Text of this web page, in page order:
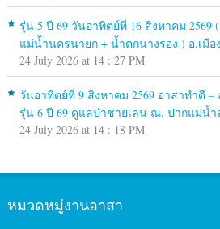
รุ่น 5 ปี 69 วันอาทิตย์ที่ 16 สิงหาคม 2569
แม่น้ำนครนายก + น้ำตกนางรอง ) อ.เมื
24 July 2026 at 14 : 27 PM
วันอาทิตย์ที่ 9 สิงหาคม 2569 อาสาทำดี
รุ่น 6 ปี 69 ดูแลป่าชายเลน ณ. ปากแม่น้ำ
24 July 2026 at 14 : 18 PM
หมวดหมู่งานอาสา